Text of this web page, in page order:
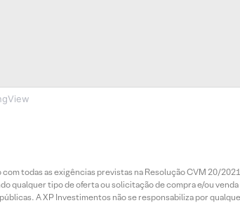
todas as exigências previstas na Resolução CVM 20/
qualquer tipo de oferta ou solicitação de compra e/ou
A XP Investimentos não se responsabiliza por